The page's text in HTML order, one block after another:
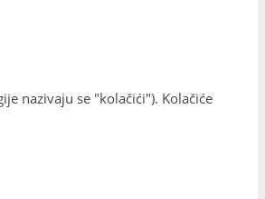
nazivaju se "kolačići"). Kolačiće